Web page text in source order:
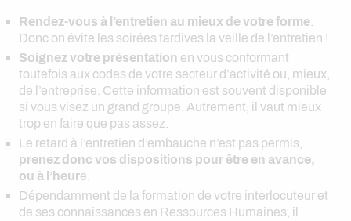
Rendez-vous à l’entretien au mieux de votre forme
Donc on évite les soirées tardives la veille de l’entretien !
Soignez votre présentation en vous conformant
toutefois aux codes de votre secteur d’activité ou, mieux,
de l’entreprise. Cette information est souvent disponible
si vous visez un grand groupe. Autrement, il vaut mieux
trop en faire que pas assez.
Le retard à l’entretien d’embauche n’est pas permis,
prenez donc vos dispositions pour être en avance,
ou à l’heure.
Dépendamment de la formation de votre interlocuteur et
de ses connaissances en Ressources Humaines, il